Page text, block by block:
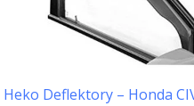
Heko Deflektory – Honda